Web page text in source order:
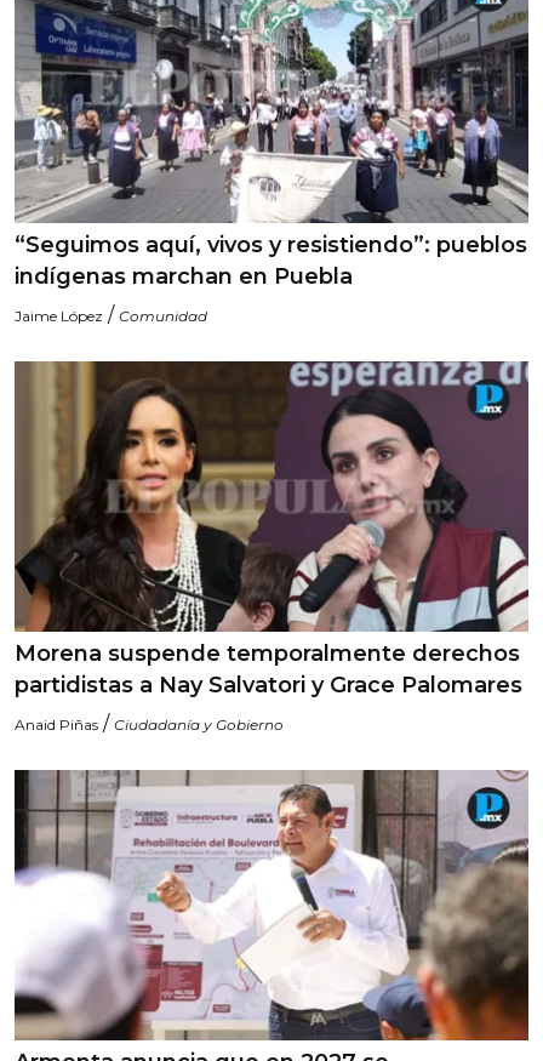
“Seguimos aquí, vivos y resistiendo”: pueblos
indígenas marchan en Puebla
Jaime López / Comunidad
Morena suspende temporalmente derechos
partidistas a Nay Salvatori y Grace Palomares
Anaid Piñas / Ciudadanía y Gobierno